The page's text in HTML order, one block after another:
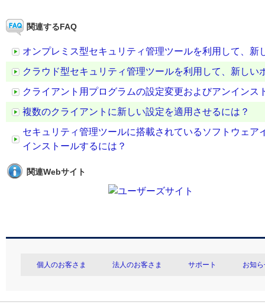
関連するFAQ
オンプレミス型セキュリティ管理ツールを利用して、新
クラウド型セキュリティ管理ツールを利用して、新しい
クライアント用プログラムの設定変更およびアンインス
複数のクライアントに新しい設定を適用させるには？
セキュリティ管理ツールに搭載されているソフトウェ
インストールするには？
関連Webサイト
個人のお客さま 法人のお客さま サポート お知